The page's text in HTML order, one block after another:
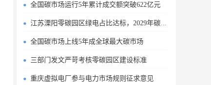
全国碳市场运行5年累计成交额突破622亿元
江苏溧阳零碳园区绿电占比达标，2029年碳排目标明确
全国碳市场上线5年成全球最大碳市场
三部门发文严苛考核零碳园区建设标准
重庆虚拟电厂参与电力市场规则征求意见